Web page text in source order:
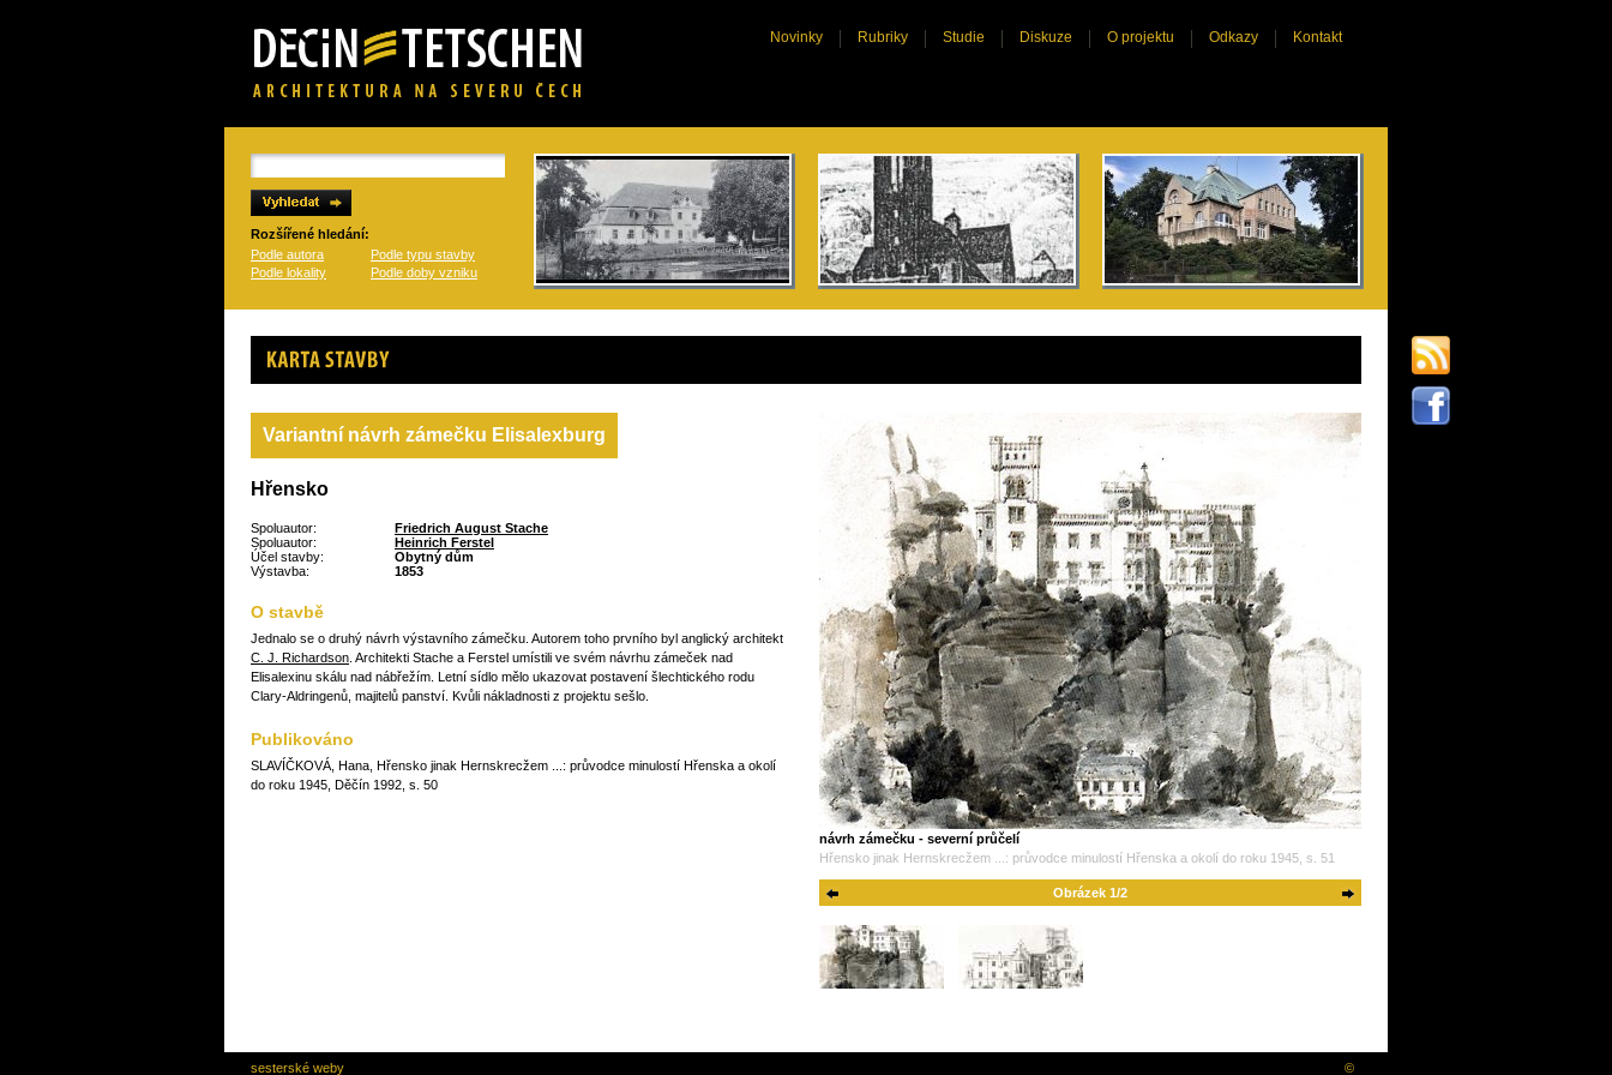
Novinky Rubriky Studie Diskuze O projektu Odkazy Kontakt
Rozšířené hledání:
Podle autora
Podle typu stavby
Podle lokality
Podle doby vzniku
Karta stavby
Variantní návrh zámečku Elisalexburg
Hřensko
Spoluautor:
Friedrich August Stache
Spoluautor:
Heinrich Ferstel
Účel stavby:
Obytný dům
Výstavba:
1853
O stavbě
Jednalo se o druhý návrh výstavního zámečku. Autorem toho prvního byl anglický architekt
C. J. Richardson . Architekti Stache a Ferstel umístili ve svém návrhu zámeček nad
Elisalexinu skálu nad nábřežím. Letní sídlo mělo ukazovat postavení šlechtického rodu
Clary-Aldringenů, majitelů panství. Kvůli nákladnosti z projektu sešlo.
Publikováno
SLAVÍČKOVÁ, Hana, Hřensko jinak Hernskrecžem ...: průvodce minulostí Hřenska a okolí
do roku 1945, Děčín 1992, s. 50
návrh zámečku - severní průčelí
Hřensko jinak Hernskrecžem ...: průvodce minulostí Hřenska a okolí do roku 1945, s. 51
Obrázek 1/2
sesterské weby ©